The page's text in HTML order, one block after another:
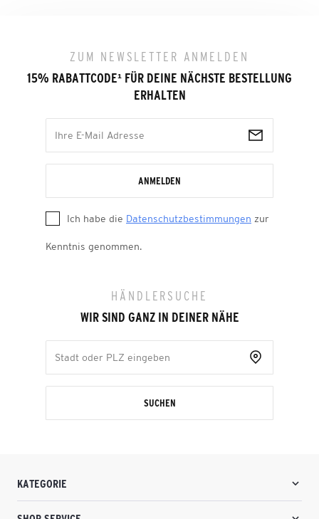
ZUM NEWSLETTER ANMELDEN
15% RABATTCODE¹ FÜR DEINE NÄCHSTE BESTELLUNG
ERHALTEN
ANMELDEN
Ich habe die Datenschutzbestimmungen zur
Kenntnis genommen.
HÄNDLERSUCHE
WIR SIND GANZ IN DEINER NÄHE
SUCHEN
KATEGORIE